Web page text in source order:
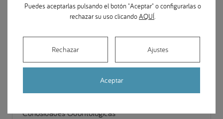
Casos de estudio (Odontología)
Curiosidades Odontológicas
Puedes aceptarlas pulsando el botón "Aceptar" o configurarlas o
rechazar su uso clicandoAQUÍ.
Aceptar
Rechazar Ajustes